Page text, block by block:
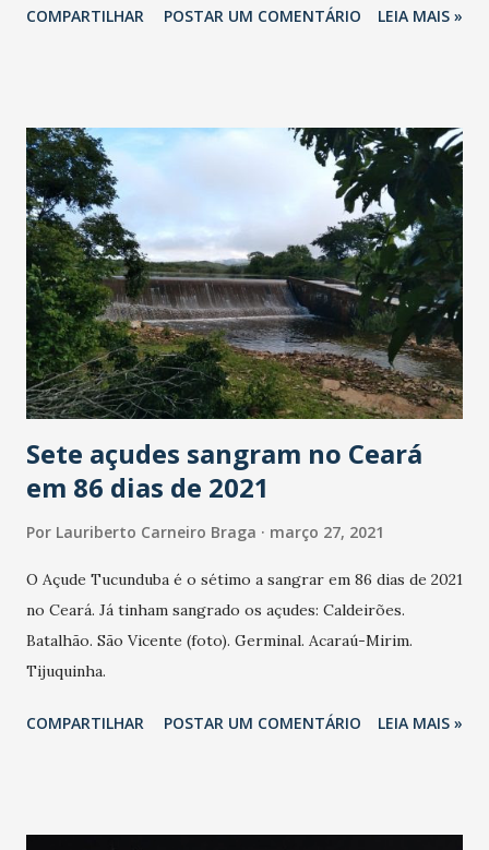
atenderá servidores da Casa, que precisam de cuidados, e
COMPARTILHAR POSTAR UM COMENTÁRIO LEIA MAIS »
Sete açudes sangram no Ceará
em 86 dias de 2021
Por Lauriberto Carneiro Braga março 27, 2021
O Açude Tucunduba é o sétimo a sangrar em 86 dias de 2021
no Ceará. Já tinham sangrado os açudes: Caldeirões.
Batalhão. São Vicente (foto). Germinal. Acaraú-Mirim.
Tijuquinha.
COMPARTILHAR POSTAR UM COMENTÁRIO LEIA MAIS »